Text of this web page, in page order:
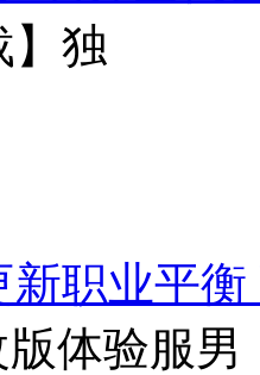
】独
职业平
体验服男